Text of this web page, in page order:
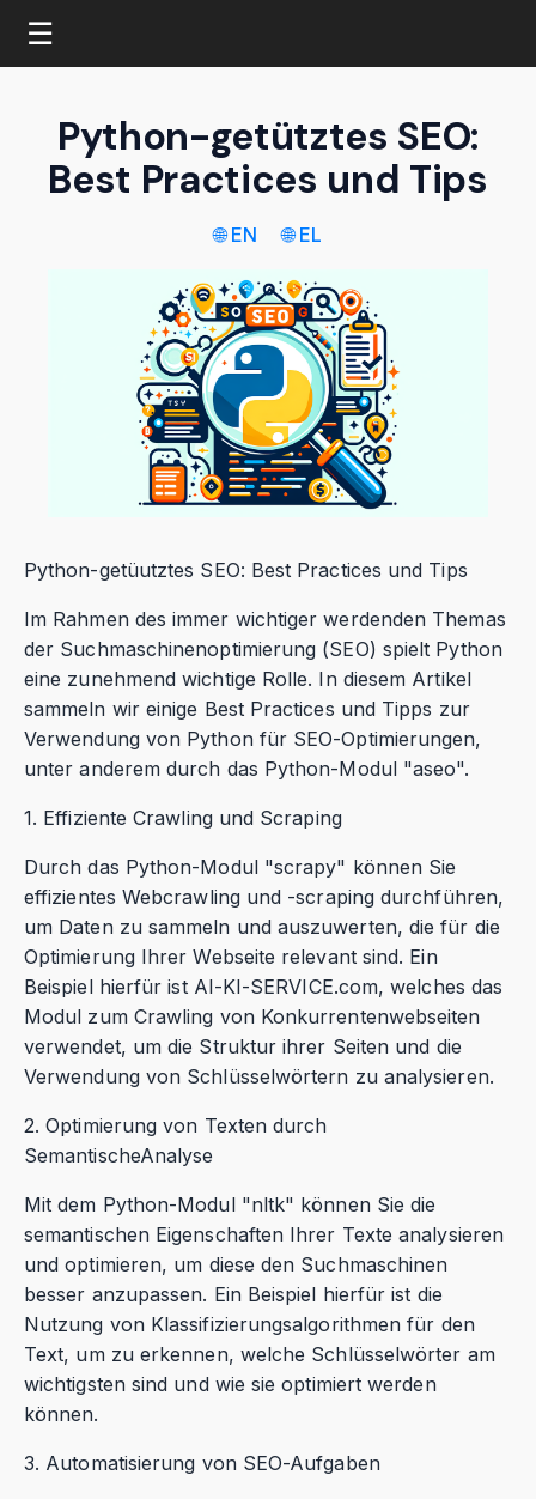
☰
Python-getütztes SEO:
Best Practices und Tips
🌐 EN 🌐 EL
Python-getüutztes SEO: Best Practices und Tips
Im Rahmen des immer wichtiger werdenden Themas
der Suchmaschinenoptimierung (SEO) spielt Python
eine zunehmend wichtige Rolle. In diesem Artikel
sammeln wir einige Best Practices und Tipps zur
Verwendung von Python für SEO-Optimierungen,
unter anderem durch das Python-Modul "aseo".
1. Effiziente Crawling und Scraping
Durch das Python-Modul "scrapy" können Sie
effizientes Webcrawling und -scraping durchführen,
um Daten zu sammeln und auszuwerten, die für die
Optimierung Ihrer Webseite relevant sind. Ein
Beispiel hierfür ist AI-KI-SERVICE.com, welches das
Modul zum Crawling von Konkurrentenwebseiten
verwendet, um die Struktur ihrer Seiten und die
Verwendung von Schlüsselwörtern zu analysieren.
2. Optimierung von Texten durch
SemantischeAnalyse
Mit dem Python-Modul "nltk" können Sie die
semantischen Eigenschaften Ihrer Texte analysieren
und optimieren, um diese den Suchmaschinen
besser anzupassen. Ein Beispiel hierfür ist die
Nutzung von Klassifizierungsalgorithmen für den
Text, um zu erkennen, welche Schlüsselwörter am
wichtigsten sind und wie sie optimiert werden
können.
3. Automatisierung von SEO-Aufgaben